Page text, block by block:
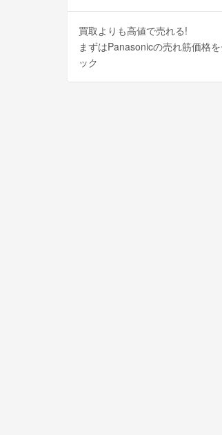
買取よりも高値で売れる!
まずはPanasonicの売れ筋価格を
ック